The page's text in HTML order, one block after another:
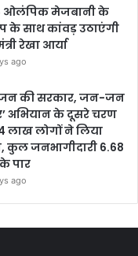
ओलंपिक मेजबानी के
के साथ कांवड़ उठाएंगी
रेखा आर्या
ago
की सरकार, जन-जन
अभियान के दूसरे चरण
लाख लोगों ने लिया
कुल जनभागीदारी 6.68
पार
ago